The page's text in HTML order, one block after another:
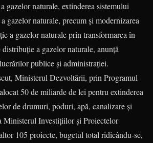
gazelor naturale, extinderea sistemului
gazelor naturale, precum și modernizarea
a gazelor naturale prin transformarea în
a gazelor naturale, anunță
publice și administrației.
Ministerul Dezvoltării, prin Programul
50 de miliarde de lei pentru extinderea
de drumuri, poduri, apă, canalizare și
Ministerul Investițiilor și Proiectelor
105 proiecte, bugetul total ridicându-se,